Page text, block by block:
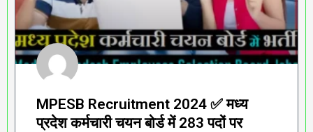
MPESB Recruitment 2024 ✅ मध्य
प्रदेश कर्मचारी चयन बोर्ड में 283 पदों पर